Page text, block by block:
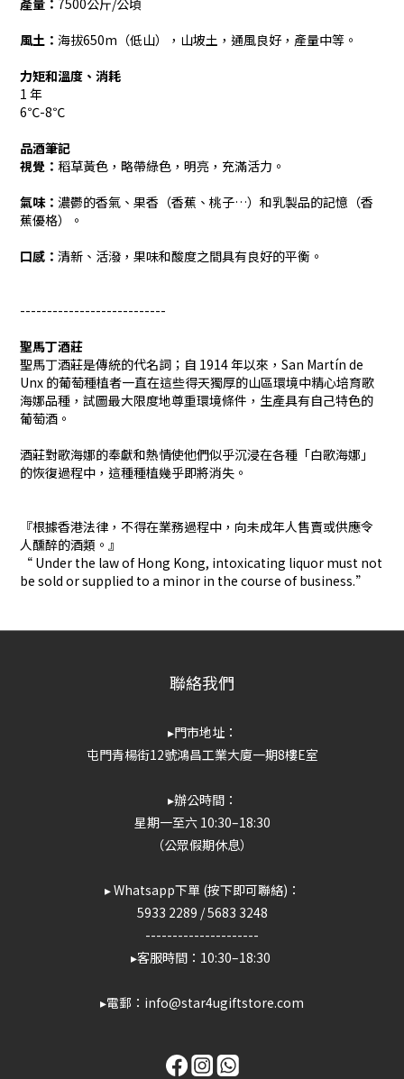
產量： 7500公斤/公頃
風土： 海拔650m（低山），山坡土，通風良好，產量中等。
力矩和溫度、消耗
1 年
6℃-8℃
品酒筆記
視覺： 稻草黃色，略帶綠色，明亮，充滿活力。
氣味： 濃鬱的香氣、果香（香蕉、桃子…）和乳製品的記憶（香
蕉優格）。
口感： 清新、活潑，果味和酸度之間具有良好的平衡。
---------------------------
聖馬丁酒莊
聖馬丁酒莊是傳統的代名詞；自 1914 年以來，San Martín de
Unx 的葡萄種植者一直在這些得天獨厚的山區環境中精心培育歌
海娜品種，試圖最大限度地尊重環境條件，生產具有自己特色的
葡萄酒。
酒莊對歌海娜的奉獻和熱情使他們似乎沉浸在各種「白歌海娜」
的恢復過程中，這種種植幾乎即將消失。
『根據香港法律，不得在業務過程中，向未成年人售賣或供應令
人醺醉的酒類。』
“ Under the law of Hong Kong, intoxicating liquor must not
be sold or supplied to a minor in the course of business.”
聯絡我們
▸門市地址：
屯門青楊街12號鴻昌工業大廈一期8樓E室
▸辦公時間：
星期一至六 10:30–18:30
（公眾假期休息）
▸ Whatsapp下單 (按下即可聯絡)：
5933 2289 /5683 3248
---------------------
▸客服時間：10:30–18:30
▸電郵：info@star4ugiftstore.com